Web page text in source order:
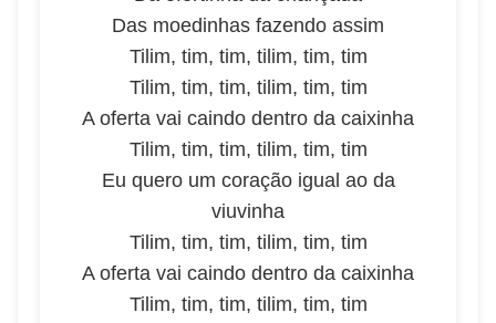
Das moedinhas fazendo assim
Tilim, tim, tim, tilim, tim, tim
Tilim, tim, tim, tilim, tim, tim
A oferta vai caindo dentro da caixinha
Tilim, tim, tim, tilim, tim, tim
Eu quero um coração igual ao da
viuvinha
Tilim, tim, tim, tilim, tim, tim
A oferta vai caindo dentro da caixinha
Tilim, tim, tim, tilim, tim, tim